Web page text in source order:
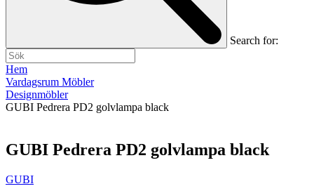
Search for:
Hem
Vardagsrum Möbler
Designmöbler
GUBI Pedrera PD2 golvlampa black
GUBI Pedrera PD2 golvlampa black
GUBI